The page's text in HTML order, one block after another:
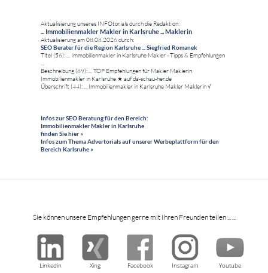
Aktualisierung unseres INFOtorials durch die Redaktion:
... Immobilienmakler Makler in Karlsruhe ... Maklerin
Aktualisierung am 08.08.2026 durch:
SEO Berater für die Region Karlsruhe ... Siegfried Romanek
Titel (56): ... Immobilienmakler in Karlsruhe Makler - Tipps & Empfehlungen
...
Beschreibung (89): ... TOP Empfehlungen für Makler Maklerin
Immobilienmakler in Karlsruhe ★ auf da-schau-her.de
Überschrift (44): ... Immobilienmakler in Karlsruhe Makler Maklerin √
Infos zur SEO Beratung für den Bereich:
Immobilienmakler Makler in Karlsruhe
finden Sie hier »
Infos zum Thema Advertorials auf unserer Werbeplattform für den
Bereich Karlsruhe »
Sie können unsere Empfehlungen gerne mit Ihren Freunden teilen ... ...
Linkedin Xing Facebook Instagram Youtube